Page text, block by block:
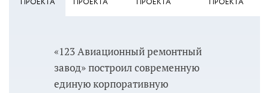
«123 Авиационный ремонтный
завод» построил современную
единую корпоративную